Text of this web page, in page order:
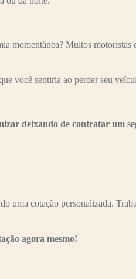
Muitos motoristas
você sentiria ao perder seu
deixando de contratar um
cotação personalizada.
agora mesmo!